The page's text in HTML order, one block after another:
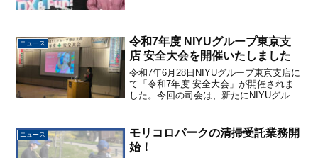
ニュース
令和7年度 NIYUグループ東京支
店 安全大会を開催いたしました
令和7年6月28日NIYUグループ東京支店に
て「令和7年度 安全大会」が開催されま
した。今回の司会は、新たにNIYUグルー
した。また、特別講演では、東京2020オ
リンピ...
ニュース
モリコロパークの清掃受託業務開
始！